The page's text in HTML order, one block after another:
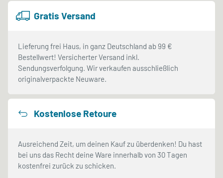
Gratis Versand
Lieferung frei Haus, in ganz Deutschland ab 99 €
Bestellwert! Versicherter Versand inkl.
Sendungsverfolgung. Wir verkaufen ausschließlich
originalverpackte Neuware.
Kostenlose Retoure
Ausreichend Zeit, um deinen Kauf zu überdenken! Du hast
bei uns das Recht deine Ware innerhalb von 30 Tagen
kostenfrei zurück zu schicken.